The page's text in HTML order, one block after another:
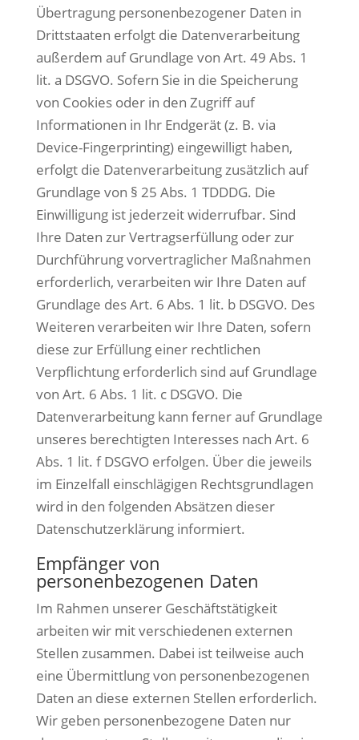
Übertragung personenbezogener Daten in
Drittstaaten erfolgt die Datenverarbeitung
außerdem auf Grundlage von Art. 49 Abs. 1
lit. a DSGVO. Sofern Sie in die Speicherung
von Cookies oder in den Zugriff auf
Informationen in Ihr Endgerät (z. B. via
Device-Fingerprinting) eingewilligt haben,
erfolgt die Datenverarbeitung zusätzlich auf
Grundlage von § 25 Abs. 1 TDDDG. Die
Einwilligung ist jederzeit widerrufbar. Sind
Ihre Daten zur Vertragserfüllung oder zur
Durchführung vorvertraglicher Maßnahmen
erforderlich, verarbeiten wir Ihre Daten auf
Grundlage des Art. 6 Abs. 1 lit. b DSGVO. Des
Weiteren verarbeiten wir Ihre Daten, sofern
diese zur Erfüllung einer rechtlichen
Verpflichtung erforderlich sind auf Grundlage
von Art. 6 Abs. 1 lit. c DSGVO. Die
Datenverarbeitung kann ferner auf Grundlage
unseres berechtigten Interesses nach Art. 6
Abs. 1 lit. f DSGVO erfolgen. Über die jeweils
im Einzelfall einschlägigen Rechtsgrundlagen
wird in den folgenden Absätzen dieser
Datenschutzerklärung informiert.
Empfänger von
personenbezogenen Daten
Im Rahmen unserer Geschäftstätigkeit
arbeiten wir mit verschiedenen externen
Stellen zusammen. Dabei ist teilweise auch
eine Übermittlung von personenbezogenen
Daten an diese externen Stellen erforderlich.
Wir geben personenbezogene Daten nur